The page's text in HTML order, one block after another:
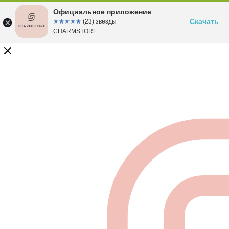
Официальное приложение
☆☆☆☆☆
★★★★★ (23) звезды
CHARMSTORE
Скачать